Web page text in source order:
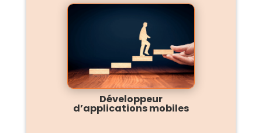
Développeur
d’applications mobiles